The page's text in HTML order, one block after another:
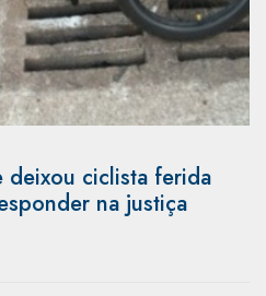
ciclista ferida
na justiça